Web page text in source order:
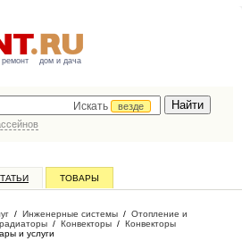
ремонт дом и дача
Искать
везде
ТОВАРЫ
/ Инженерные системы / Отопление и
/ Конвекторы / Конвекторы
и услуги